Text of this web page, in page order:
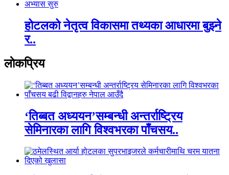
होटलको नेतृत्व विकासमा तथ्यका आधारमा बुझ्ने
र..
लाेकप्रिय
‘तिब्बत अध्ययन’सम्बन्धी अन्तर्राष्ट्रिय
सेमिनारका लागि विश्वभरका पाँचसय..